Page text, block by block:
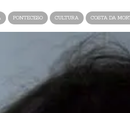
PONTECESO CULTURA COSTA DA